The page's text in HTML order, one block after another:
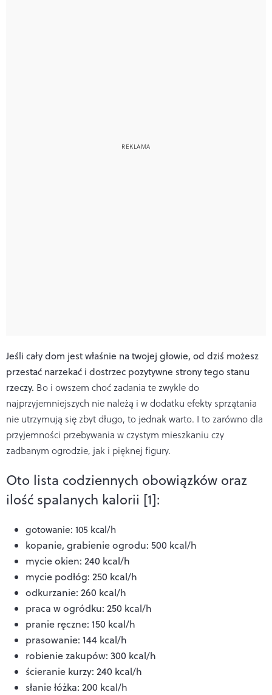
Jeśli cały dom jest właśnie na twojej głowie, od dziś możesz
przestać narzekać i dostrzec pozytywne strony tego stanu
rzeczy. Bo i owszem choć zadania te zwykle do
najprzyjemniejszych nie należą i w dodatku efekty sprzątania
nie utrzymują się zbyt długo, to jednak warto. I to zarówno dla
przyjemności przebywania w czystym mieszkaniu czy
zadbanym ogrodzie, jak i pięknej figury.
Oto lista codziennych obowiązków oraz
ilość spalanych kalorii [1]:
gotowanie: 105 kcal/h
kopanie, grabienie ogrodu: 500 kcal/h
mycie okien: 240 kcal/h
mycie podłóg: 250 kcal/h
odkurzanie: 260 kcal/h
praca w ogródku: 250 kcal/h
pranie ręczne: 150 kcal/h
prasowanie: 144 kcal/h
robienie zakupów: 300 kcal/h
ścieranie kurzy: 240 kcal/h
słanie łóżka: 200 kcal/h